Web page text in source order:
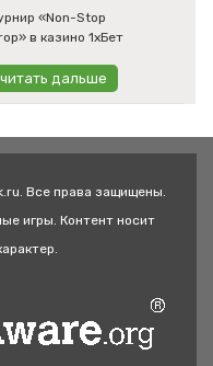
«Non-Stop
в казино 1хБет
читать дальше
Все права защищены.
игры. Контент носит